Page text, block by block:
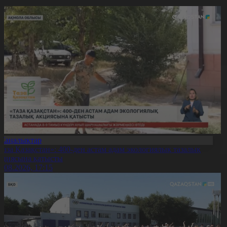
Қазақстан»: 400-ден астам адам экологиялық тазалық
қатысты
17:15